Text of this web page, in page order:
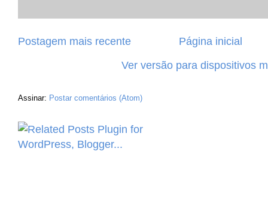
Postagem mais recente
Página inicial
Ver versão para dispositivos
Assinar: Postar comentários (Atom)